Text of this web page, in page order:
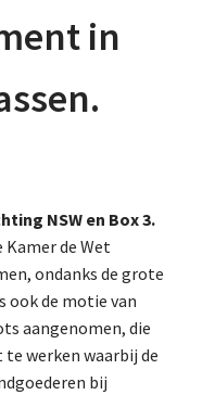
in
NSW en Box 3.
Kamer de Wet
ondanks de grote
ook de motie van
aangenomen, die
werken waarbij de
bij
Lidmaatschap
Dossiers
De Landeigenaar